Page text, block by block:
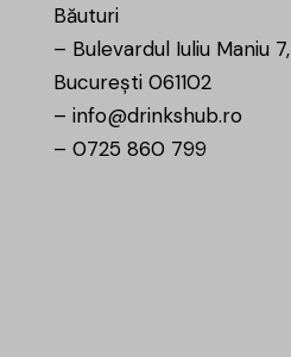
Băuturi
– Bulevardul Iuliu Maniu 7,
București 061102
– info@drinkshub.ro
– 0725 860 799